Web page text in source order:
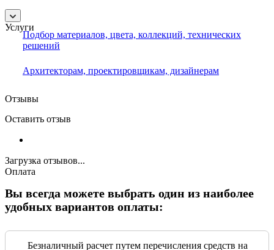
Услуги
Подбор материалов, цвета, коллекций, технических
решений
Архитекторам, проектировщикам, дизайнерам
Отзывы
Оставить отзыв
Загрузка отзывов...
Оплата
Вы всегда можете выбрать один из наиболее
удобных вариантов оплаты:
Безналичный расчет путем перечисления средств на